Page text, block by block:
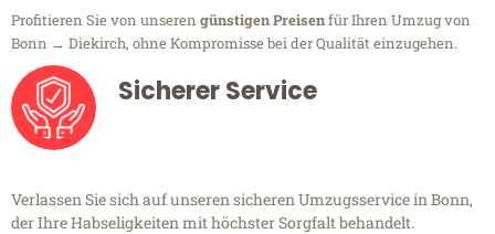
Profitieren Sie von unseren günstigen Preisenfür Ihren Umzug von
Bonn → Diekirch, ohne Kompromisse bei der Qualität einzugehen.
Sicherer Service
Verlassen Sie sich auf unseren sicheren Umzugsservice in Bonn,
der Ihre Habseligkeiten mit höchster Sorgfalt behandelt.